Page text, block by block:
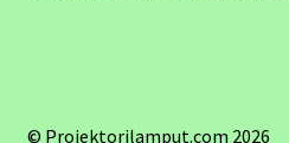
© Projektorilamput.com 2026